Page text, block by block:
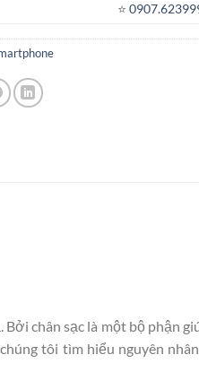
⭐️
chân sạc là một bộ phận
tôi tìm hiểu nguyên